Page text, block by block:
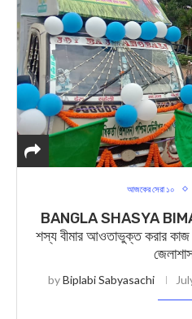
আজকের সেরা ১০
BANGLA SHASYA BIMA :
শস্য বীমার আওতাভুক্ত করার
byBiplabi Sabyasachi